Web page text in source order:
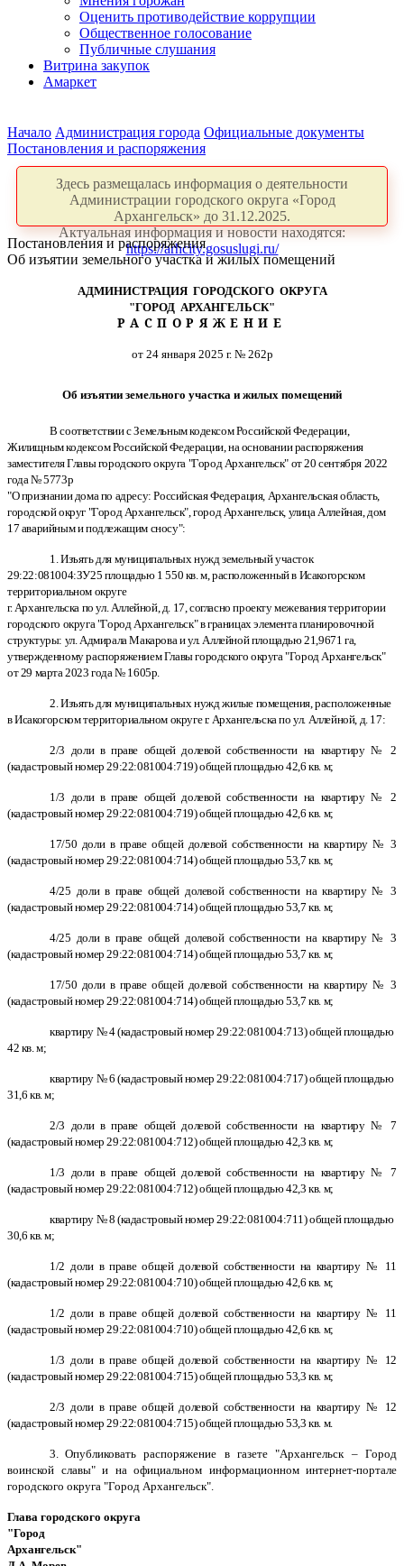
Оценить противодействие коррупции
Общественное голосование
Публичные слушания
Витрина закупок
Амаркет
Начало Администрация города Официальные документы
Постановления и распоряжения
Здесь размещалась информация о деятельности
Администрации городского округа «Город
Архангельск» до 31.12.2025.
Актуальная информация и новости находятся:
https://arhcity.gosuslugi.ru/
Постановления и распоряжения
Об изъятии земельного участка и жилых помещений
АДМИНИСТРАЦИЯ ГОРОДСКОГО ОКРУГА
"ГОРОД АРХАНГЕЛЬСК"
РАСПОРЯЖЕНИЕ
от 24 января 2025 г. № 262р
Об изъятии земельного участка и жилых помещений
В соответствии с Земельным кодексом Российской Федерации,
Жилищным кодексом Российской Федерации, на основании распоряжения
заместителя Главы городского округа "Город Архангельск" от 20 сентября 2022
года № 5773р
"О признании дома по адресу: Российская Федерация, Архангельская область,
городской округ "Город Архангельск", город Архангельск, улица Аллейная, дом
17 аварийным и подлежащим сносу":
1. Изъять для муниципальных нужд земельный участок
29:22:081004:ЗУ25 площадью 1 550 кв. м, расположенный в Исакогорском
территориальном округе
г. Архангельска по ул. Аллейной, д. 17, согласно проекту межевания территории
городского округа "Город Архангельск" в границах элемента планировочной
структуры: ул. Адмирала Макарова и ул. Аллейной площадью 21,9671 га,
утвержденному распоряжением Главы городского округа "Город Архангельск"
от 29 марта 2023 года № 1605р.
2. Изъять для муниципальных нужд жилые помещения, расположенные
в Исакогорском территориальном округе г. Архангельска по ул. Аллейной, д. 17:
2/3 доли в праве общей долевой собственности на квартиру № 2
(кадастровый номер 29:22:081004:719) общей площадью 42,6 кв. м;
1/3 доли в праве общей долевой собственности на квартиру № 2
(кадастровый номер 29:22:081004:719) общей площадью 42,6 кв. м;
17/50 доли в праве общей долевой собственности на квартиру № 3
(кадастровый номер 29:22:081004:714) общей площадью 53,7 кв. м;
4/25 доли в праве общей долевой собственности на квартиру № 3
(кадастровый номер 29:22:081004:714) общей площадью 53,7 кв. м;
4/25 доли в праве общей долевой собственности на квартиру № 3
(кадастровый номер 29:22:081004:714) общей площадью 53,7 кв. м;
17/50 доли в праве общей долевой собственности на квартиру № 3
(кадастровый номер 29:22:081004:714) общей площадью 53,7 кв. м;
квартиру № 4 (кадастровый номер 29:22:081004:713) общей площадью
42 кв. м;
квартиру № 6 (кадастровый номер 29:22:081004:717) общей площадью
31,6 кв. м;
2/3 доли в праве общей долевой собственности на квартиру № 7
(кадастровый номер 29:22:081004:712) общей площадью 42,3 кв. м;
1/3 доли в праве общей долевой собственности на квартиру № 7
(кадастровый номер 29:22:081004:712) общей площадью 42,3 кв. м;
квартиру № 8 (кадастровый номер 29:22:081004:711) общей площадью
30,6 кв. м;
1/2 доли в праве общей долевой собственности на квартиру № 11
(кадастровый номер 29:22:081004:710) общей площадью 42,6 кв. м;
1/2 доли в праве общей долевой собственности на квартиру № 11
(кадастровый номер 29:22:081004:710) общей площадью 42,6 кв. м;
1/3 доли в праве общей долевой собственности на квартиру № 12
(кадастровый номер 29:22:081004:715) общей площадью 53,3 кв. м;
2/3 доли в праве общей долевой собственности на квартиру № 12
(кадастровый номер 29:22:081004:715) общей площадью 53,3 кв. м.
3. Опубликовать распоряжение в газете "Архангельск – Город
воинской славы" и на официальном информационном интернет-портале
городского округа "Город Архангельск".
Глава городского округа
"Город
Архангельск"